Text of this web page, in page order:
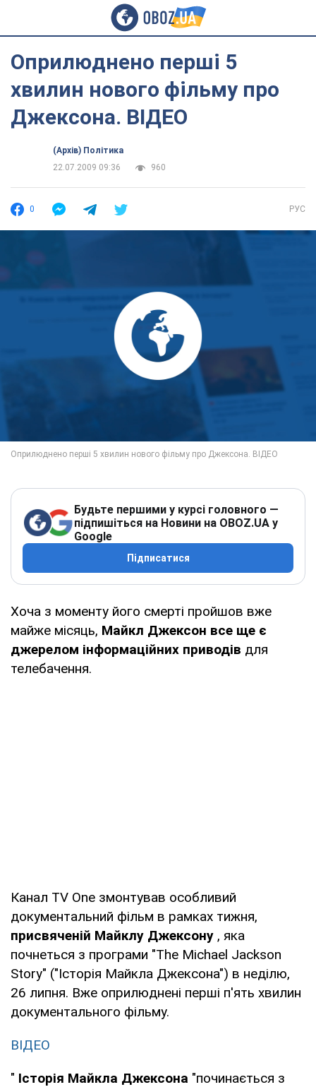
Оприлюднено перші 5
хвилин нового фільму про
Джексона. ВІДЕО
(Архів) Політика
22.07.2009 09:36
960
0 РУС
Будьте першими у курсі головного —
підпишіться на Новини на OBOZ.UA у
Google
Підписатися
Хоча з моменту його смерті пройшов вже
майже місяць, Майкл Джексон все ще є
джерелом інформаційних приводів для
телебачення.
Канал TV One змонтував особливий
документальний фільм в рамках тижня,
присвяченій Майклу Джексону , яка
почнеться з програми "The Michael Jackson
Story" ("Історія Майкла Джексона") в неділю,
26 липня. Вже оприлюднені перші п'ять хвилин
документального фільму.
ВІДЕО
" Історія Майкла Джексона "починається з